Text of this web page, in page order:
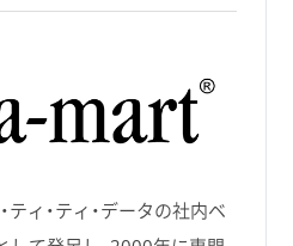
ィ・ティ・データの社内ベ